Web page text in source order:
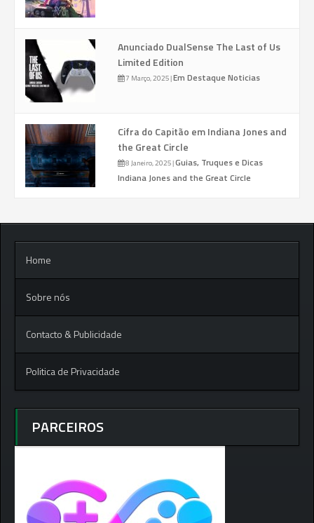
Anunciado DualSense The Last of Us
Limited Edition
7 Março, 2025|Em Destaque Noticias
Cifra do Capitão em Indiana Jones and
the Great Circle
8 Janeiro, 2025|Guias, Truques e Dicas
Indiana Jones and the Great Circle
Home
Sobre nós
Contacto & Publicidade
Politica de Privacidade
PARCEIROS